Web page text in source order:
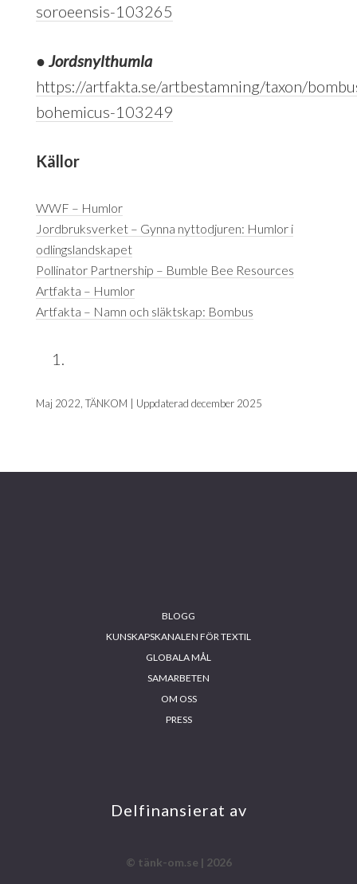
soroeensis-103265
● Jordsnylthumla
https://artfakta.se/artbestamning/taxon/
bohemicus-103249
Källor
WWF – Humlor
Jordbruksverket – Gynna nyttodjuren: Humlor i
odlingslandskapet
Pollinator Partnership – Bumble Bee Resources
Artfakta – Humlor
Artfakta – Namn och släktskap: Bombus
Maj 2022, TÄNKOM | Uppdaterad december 2025
BLOGG
KUNSKAPSKANALEN FÖR TEXTIL
GLOBALA MÅL
SAMARBETEN
OM OSS
PRESS
Delfinansierat av
© tänk-om.se | 2026